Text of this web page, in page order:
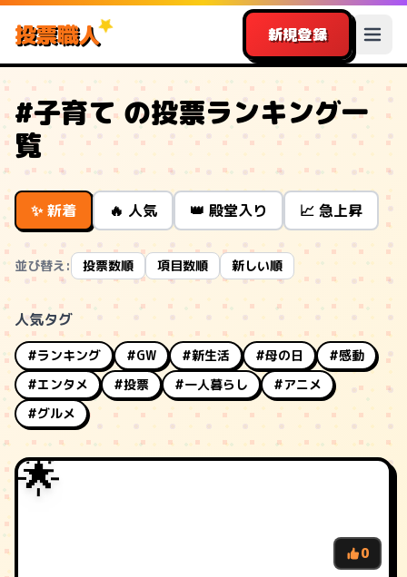
投票職人 新規登録
#子育て の投票ランキング一
覧
✨ 新着 🔥 人気 👑 殿堂入り 📈 急上昇
並び替え: 投票数順 項目数順 新しい順
人気タグ
#ランキング #GW #新生活 #母の日
#感動
#エンタメ
#投票 #一人暮らし
#アニメ
#グルメ
🌟
0